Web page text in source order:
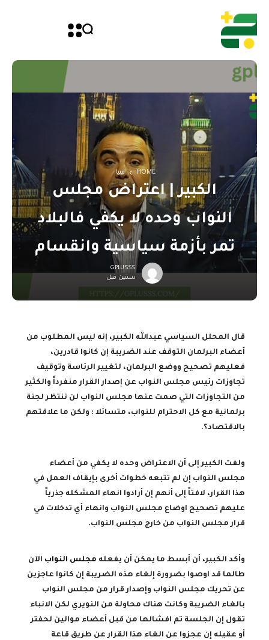
HOME ليبيا
الكبير | اعتراض مجلس
النواب وحده لا يكفي فالبلاد
تمر بأزمة سياسية وانقسام
GPLUSSS
سنتين قبل
قال المحلل السياسي عبدالله الكبير، إنه ليس المطلوب من
أعضاء البرلمان التوقف عند الضريبة إن كانوا قادرين،
فعليهم تصحيح ووضع البرلمان، لتغيير الرئاسة وتوقيف
تجاوزات رئيس مجلس النواب عن إصدار القرار منفرداً والكثير
من التجاوزات التي صمت عنها مجلس النواب لن ننتظر لجنة
برلمانية مع كل الاحترام للنواب، متسائلا : ولكن ما علاقتهم
بالاقتصاد؟.
ولفت الكبير إلى أن الاعتراض وحده لا يكفي من أعضاء
مجلس النواب إن لم تتبعه خطوات أخرى بإيقاف العمل في
هذا القرار، لافتاً إلى أنهم إن أرادوا انهاء المشكله جذرياً
عليهم تصحيح اوضاع مجلس النواب وانهاء أي تدخلات في
قرار مجلس النواب من خارج مجلس النواب.
وأكد الكبير، أن أبسط ما يمكن أن يفعله مجلس النواب الآن
طالما قد اوصوا بضرورة إلغاء هذه الضريبة إن كانوا عاجزين
عن تحريك مجلس النواب وإصدار قرار من مجلس النواب
بالغاء الضريبة وكانت هناك محاولة من النويري لكن الانباء
تقول إن الجلسة تم افشالها من قبل أعضاء موالين لحفتر
أو عقيله إن عجزوا عن الغاء هذا القرار عن طريق قاعة